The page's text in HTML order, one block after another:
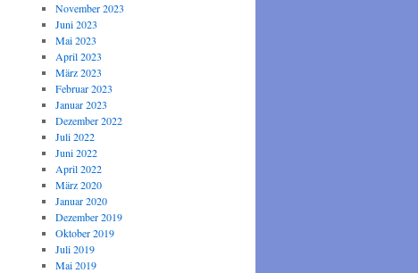
November 2023
Juni 2023
Mai 2023
April 2023
März 2023
Februar 2023
Januar 2023
Dezember 2022
Juli 2022
Juni 2022
April 2022
März 2020
Januar 2020
Dezember 2019
Oktober 2019
Juli 2019
Mai 2019